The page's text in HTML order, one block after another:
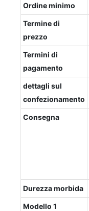
Ordine minimo
Termine di
prezzo
Termini di
pagamento
dettagli sul
confezionamento
Consegna
Durezza morbida
Modello 1